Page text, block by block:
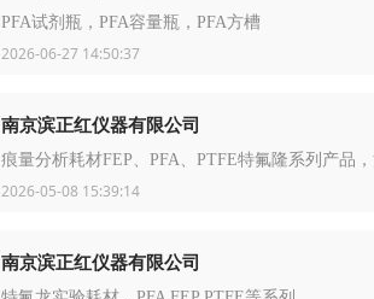
PFA试剂瓶，PFA容量瓶，PFA方槽
2026-06-27 14:50:37
南京滨正红仪器有限公司
痕量分析耗材FEP、PFA、PTFE特氟隆系列产品
2026-05-08 15:39:14
南京滨正红仪器有限公司